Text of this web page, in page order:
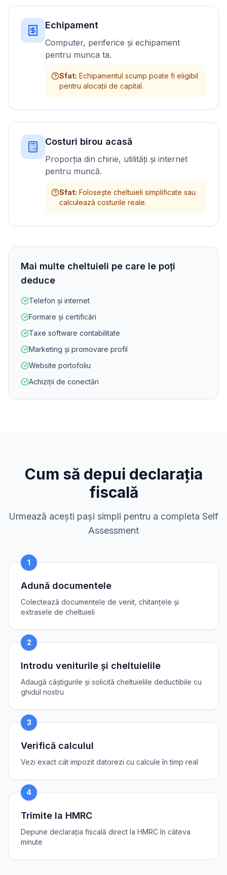
Echipament
Computer, periferice și echipament
pentru munca ta.
Sfat: Echipamentul scump poate fi eligibil
pentru alocații de capital.
Costuri birou acasă
Proporția din chirie, utilități și internet
pentru muncă.
Sfat: Folosește cheltuieli simplificate sau
calculează costurile reale.
Mai multe cheltuieli pe care le poți
deduce
Telefon și internet
Formare și certificări
Taxe software contabilitate
Marketing și promovare profil
Website portofoliu
Achiziții de conectări
Cum să depui declarația
fiscală
Urmează acești pași simpli pentru a completa Self
Assessment
1
Adună documentele
Colectează documentele de venit, chitanțele și
extrasele de cheltuieli
2
Introdu veniturile și cheltuielile
Adaugă câștigurile și solicită cheltuielile deductibile cu
ghidul nostru
3
Verifică calculul
Vezi exact cât impozit datorezi cu calcule în timp real
4
Trimite la HMRC
Depune declarația fiscală direct la HMRC în câteva
minute